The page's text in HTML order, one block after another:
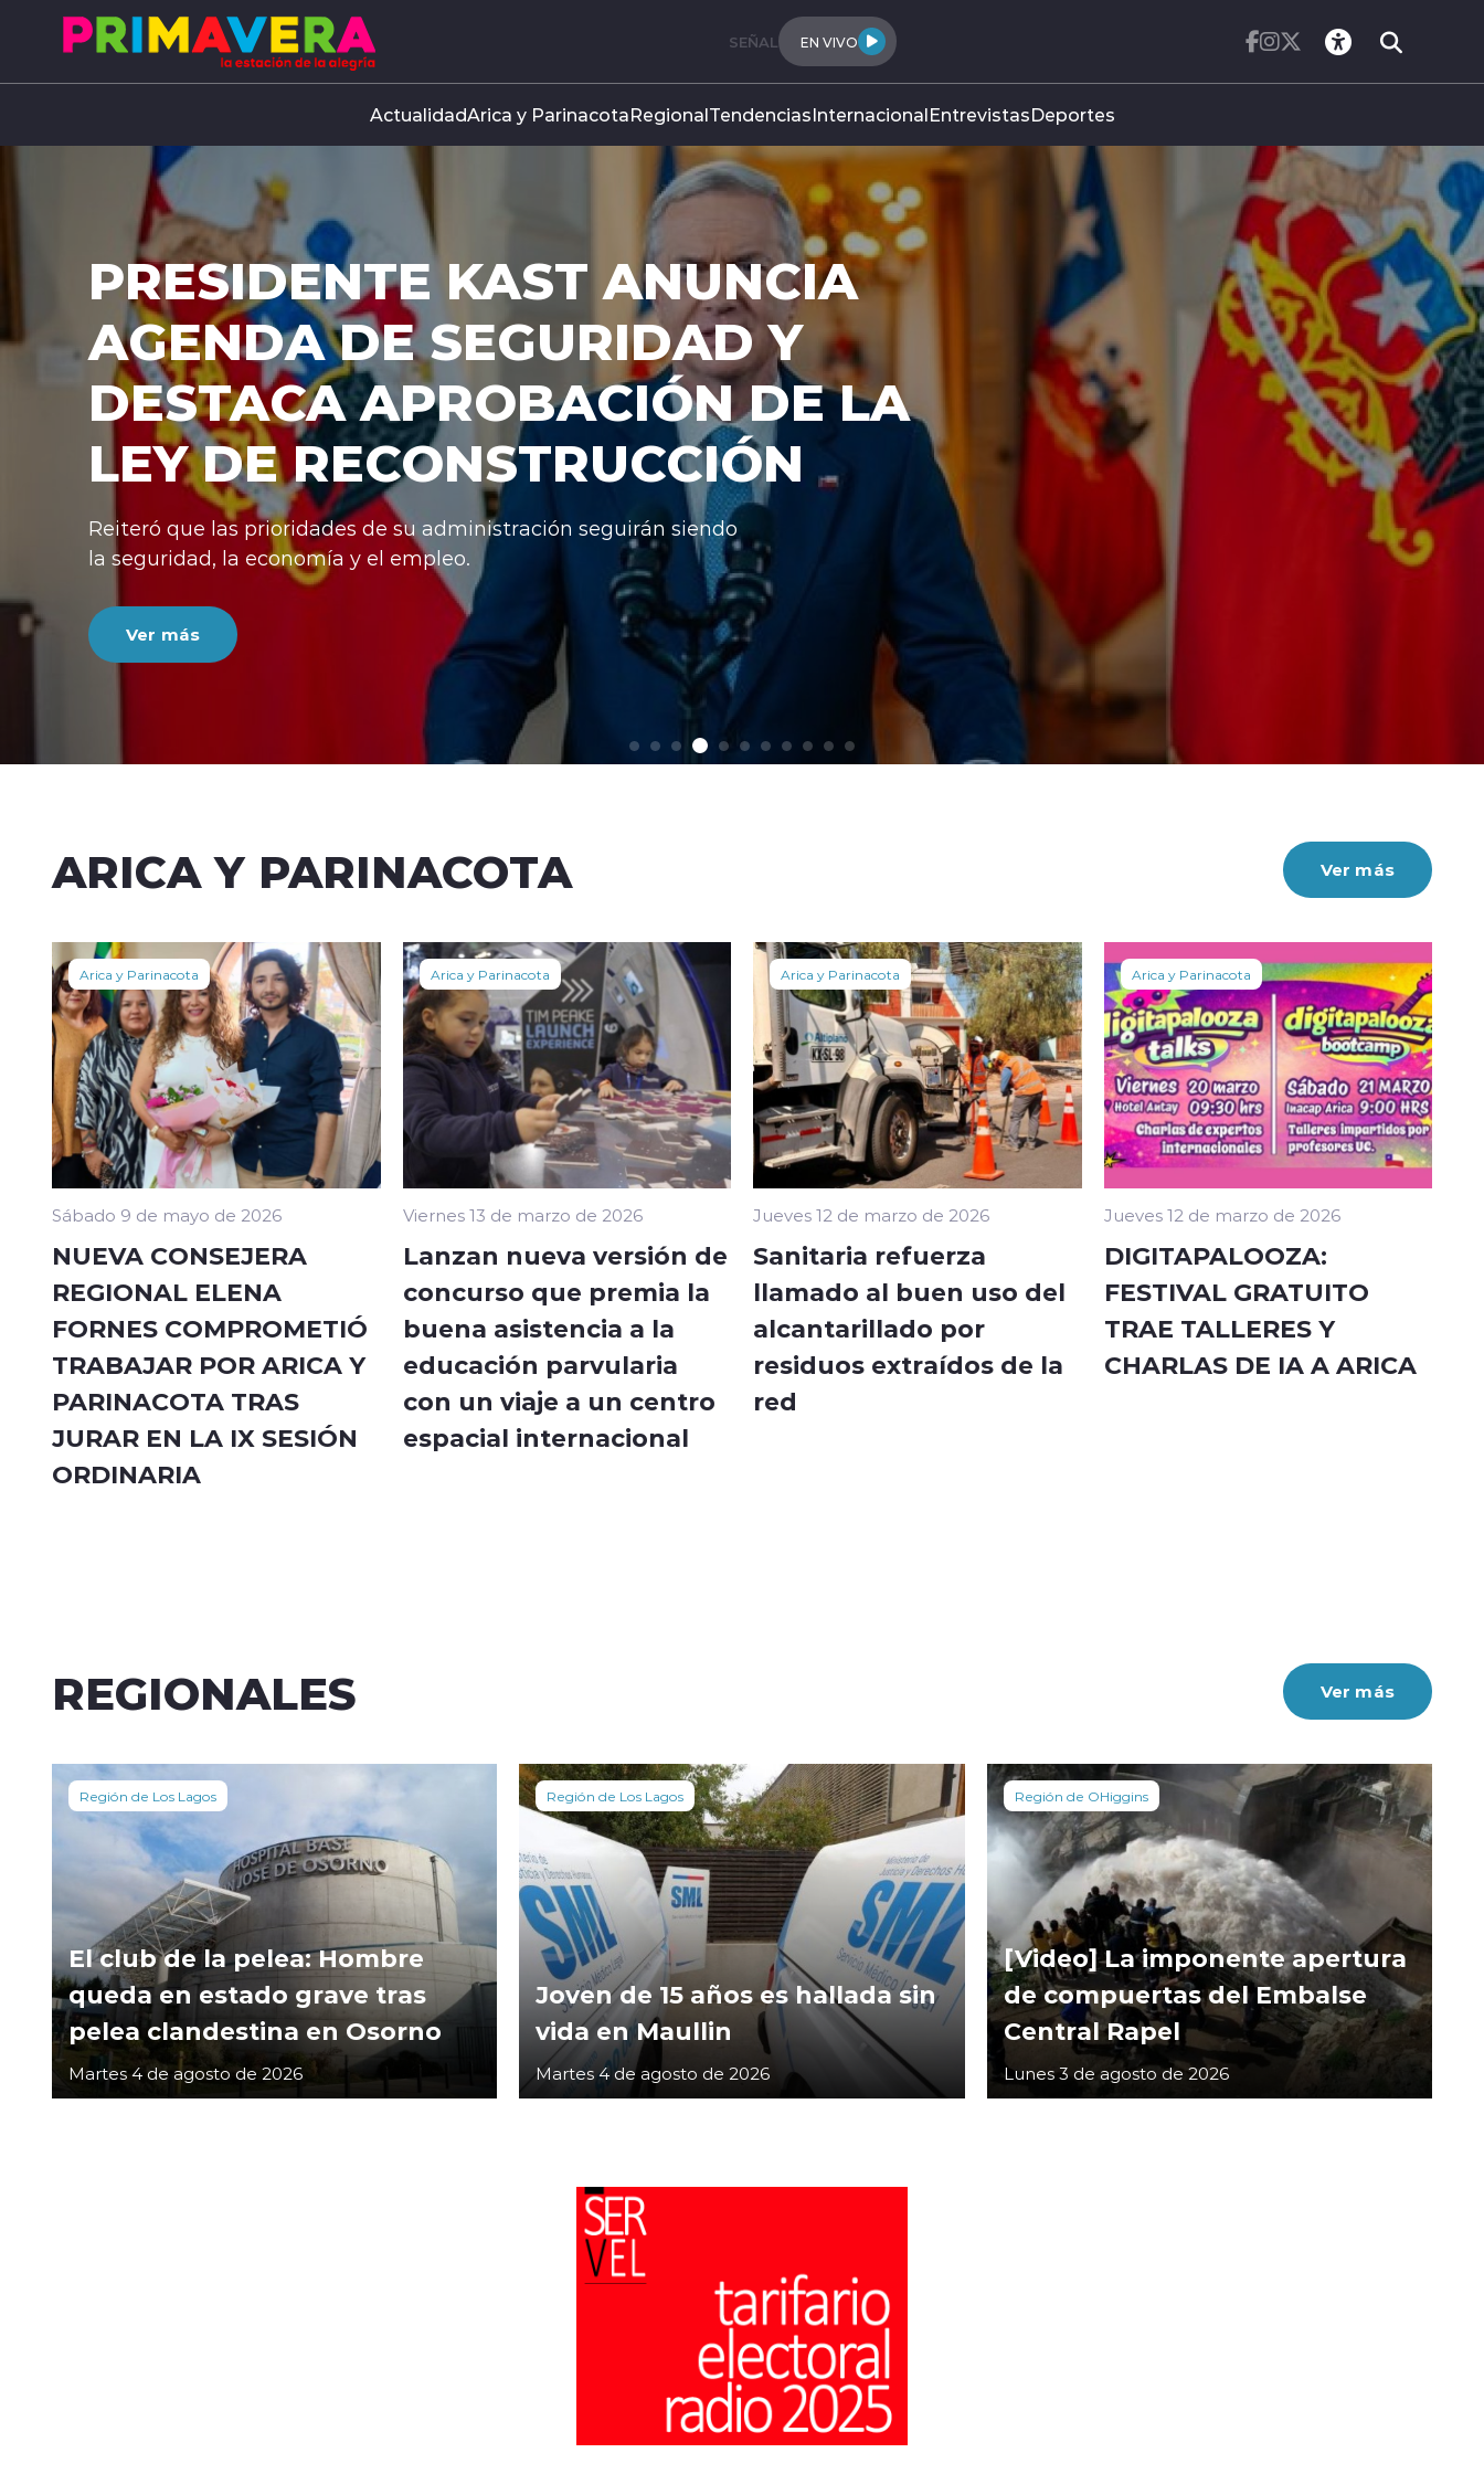
SEÑAL EN VIVO
ActualidadArica y ParinacotaRegionalTendenciasInternacionalEntrevistasDeportes
PRESIDENTE KAST ANUNCIA
AGENDA DE SEGURIDAD Y
DESTACA APROBACIÓN DE LA
LEY DE RECONSTRUCCIÓN
Reiteró que las prioridades de su administración seguirán siendo
la seguridad, la economía y el empleo.
Ver más
ARICA Y PARINACOTA Ver más
Arica y Parinacota
Sábado 9 de mayo de 2026
NUEVA CONSEJERA
REGIONAL ELENA
FORNES COMPROMETIÓ
TRABAJAR POR ARICA Y
PARINACOTA TRAS
JURAR EN LA IX SESIÓN
ORDINARIA
Arica y Parinacota
Viernes 13 de marzo de 2026
Lanzan nueva versión de
concurso que premia la
buena asistencia a la
educación parvularia
con un viaje a un centro
espacial internacional
Arica y Parinacota
Jueves 12 de marzo de 2026
Sanitaria refuerza
llamado al buen uso del
alcantarillado por
residuos extraídos de la
red
Arica y Parinacota
Jueves 12 de marzo de 2026
DIGITAPALOOZA:
FESTIVAL GRATUITO
TRAE TALLERES Y
CHARLAS DE IA A ARICA
REGIONALES Ver más
Región de Los Lagos
El club de la pelea: Hombre
queda en estado grave tras
pelea clandestina en Osorno
Martes 4 de agosto de 2026
Región de Los Lagos
Joven de 15 años es hallada sin
vida en Maullin
Martes 4 de agosto de 2026
Región de OHiggins
[Video] La imponente apertura
de compuertas del Embalse
Central Rapel
Lunes 3 de agosto de 2026